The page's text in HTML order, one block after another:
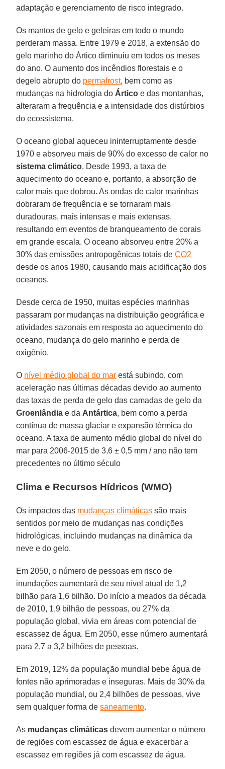
adaptação e gerenciamento de risco integrado.
Os mantos de gelo e geleiras em todo o mundo
perderam massa. Entre 1979 e 2018, a extensão do
gelo marinho do Ártico diminuiu em todos os meses
do ano. O aumento dos incêndios florestais e o
degelo abrupto do permafrost, bem como as
mudanças na hidrologia do Ártico e das montanhas,
alteraram a frequência e a intensidade dos distúrbios
do ecossistema.
O oceano global aqueceu ininterruptamente desde
1970 e absorveu mais de 90% do excesso de calor no
sistema climático. Desde 1993, a taxa de
aquecimento do oceano e, portanto, a absorção de
calor mais que dobrou. As ondas de calor marinhas
dobraram de frequência e se tornaram mais
duradouras, mais intensas e mais extensas,
resultando em eventos de branqueamento de corais
em grande escala. O oceano absorveu entre 20% a
30% das emissões antropogênicas totais deCO2
desde os anos 1980, causando mais acidificação dos
oceanos.
Desde cerca de 1950, muitas espécies marinhas
passaram por mudanças na distribuição geográfica e
atividades sazonais em resposta ao aquecimento do
oceano, mudança do gelo marinho e perda de
oxigênio.
O nível médio global do mar está subindo, com
aceleração nas últimas décadas devido ao aumento
das taxas de perda de gelo das camadas de gelo da
Groenlândia e da Antártica, bem como a perda
contínua de massa glaciar e expansão térmica do
oceano. A taxa de aumento médio global do nível do
mar para 2006-2015 de 3,6 ± 0,5 mm / ano não tem
precedentes no último século
Clima e Recursos Hídricos (WMO)
Os impactos das mudanças climáticas são mais
sentidos por meio de mudanças nas condições
hidrológicas, incluindo mudanças na dinâmica da
neve e do gelo.
Em 2050, o número de pessoas em risco de
inundações aumentará de seu nível atual de 1,2
bilhão para 1,6 bilhão. Do início a meados da década
de 2010, 1,9 bilhão de pessoas, ou 27% da
população global, vivia em áreas com potencial de
escassez de água. Em 2050, esse número aumentará
para 2,7 a 3,2 bilhões de pessoas.
Em 2019, 12% da população mundial bebe água de
fontes não aprimoradas e inseguras. Mais de 30% da
população mundial, ou 2,4 bilhões de pessoas, vive
sem qualquer forma desaneamento.
As mudanças climáticas devem aumentar o número
de regiões com escassez de água e exacerbar a
escassez em regiões já com escassez de água.